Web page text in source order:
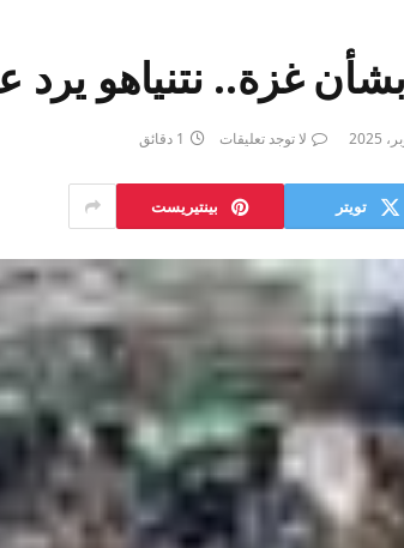
غزة.. نتنياهو
لا توجد تعليقات 1 دقائق
تويتر بينتيريست